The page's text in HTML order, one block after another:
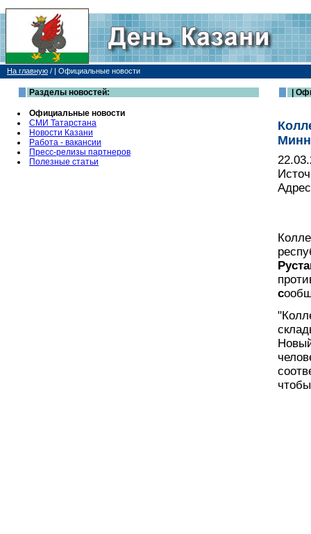
На главную / | Официальные новости
Разделы новостей:
Официальные новости
СМИ Татарстана
Новости Казани
Работа - вакансии
Пресс-релизы партнеров
Полезные статьи
|
с